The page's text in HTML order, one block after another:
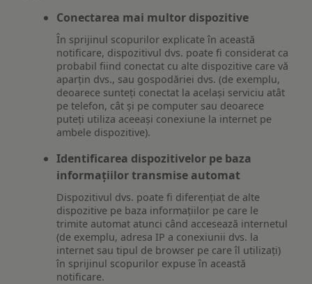
Conectarea mai multor dispozitive
În sprijinul scopurilor explicate în această
notificare, dispozitivul dvs. poate fi considerat ca
probabil fiind conectat cu alte dispozitive care vă
aparțin dvs., sau gospodăriei dvs. (de exemplu,
deoarece sunteți conectat la același serviciu atât
pe telefon, cât și pe computer sau deoarece
puteți utiliza aceeași conexiune la internet pe
ambele dispozitive).
Identificarea dispozitivelor pe baza
informațiilor transmise automat
Dispozitivul dvs. poate fi diferențiat de alte
dispozitive pe baza informațiilor pe care le
trimite automat atunci când accesează internetul
(de exemplu, adresa IP a conexiunii dvs. la
internet sau tipul de browser pe care îl utilizați)
în sprijinul scopurilor expuse în această
notificare.